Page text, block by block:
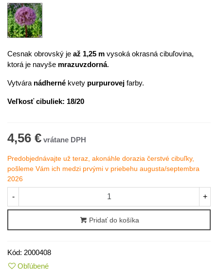
Cesnak obrovský je až 1,25 m vysoká okrasná cibuľovina,
ktorá je navyše mrazuvzdorná.
Vytvára nádherné kvety purpurovej farby.
Veľkosť cibuliek: 18/20
4,56 €
Predobjednávajte už teraz, akonáhle dorazia čerstvé cibuľky,
pošleme Vám ich medzi prvými v priebehu augusta/septembra
2026
- +
Pridať do košíka
Kód: 2000408
Obľúbené